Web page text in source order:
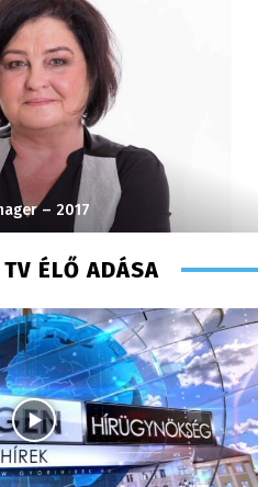
– 2017
TV ÉLŐ ADÁSA